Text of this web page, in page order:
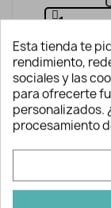
Esta tienda te
rendimiento,
sociales y las
para ofrecerte
personalizados.
procesamiento